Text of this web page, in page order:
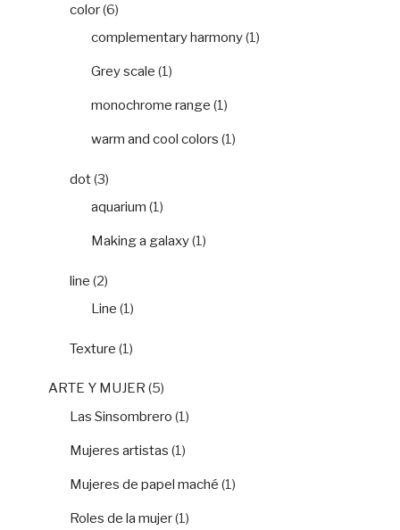
color(6)
complementary harmony(1)
Grey scale (1)
monochrome range (1)
warm and cool colors (1)
dot(3)
aquarium (1)
Making a galaxy(1)
line (2)
Line (1)
Texture (1)
ARTE Y MUJER (5)
Las Sinsombrero (1)
Mujeres artistas (1)
Mujeres de papel maché (1)
Roles de la mujer(1)